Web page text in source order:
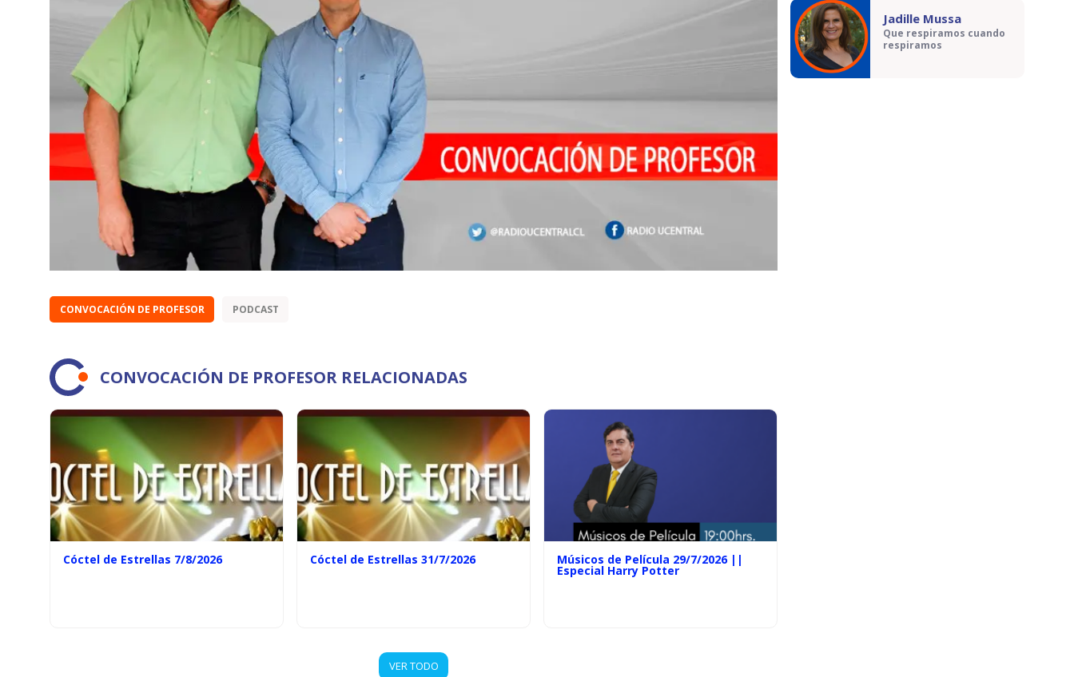
CONVOCACIÓN DE PROFESOR PODCAST
CONVOCACIÓN DE PROFESOR RELACIONADAS
Cóctel de Estrellas 7/8/2026 Cóctel de Estrellas 31/7/2026 Músicos de Película 29/7/2026 ||
Especial Harry Potter
VER TODO
Jadille Mussa
Que respiramos cuando
respiramos